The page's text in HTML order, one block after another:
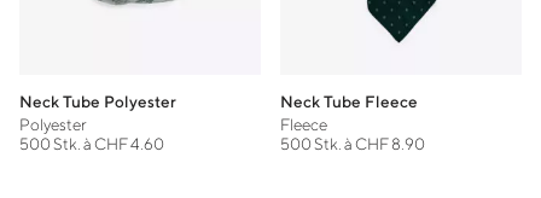
Neck Tube Polyester
Polyester
500 Stk. à CHF 4.60
Neck Tube Fleece
Fleece
500 Stk. à CHF 8.90